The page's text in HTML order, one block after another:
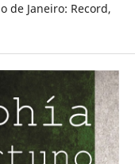
de Janeiro: Record,